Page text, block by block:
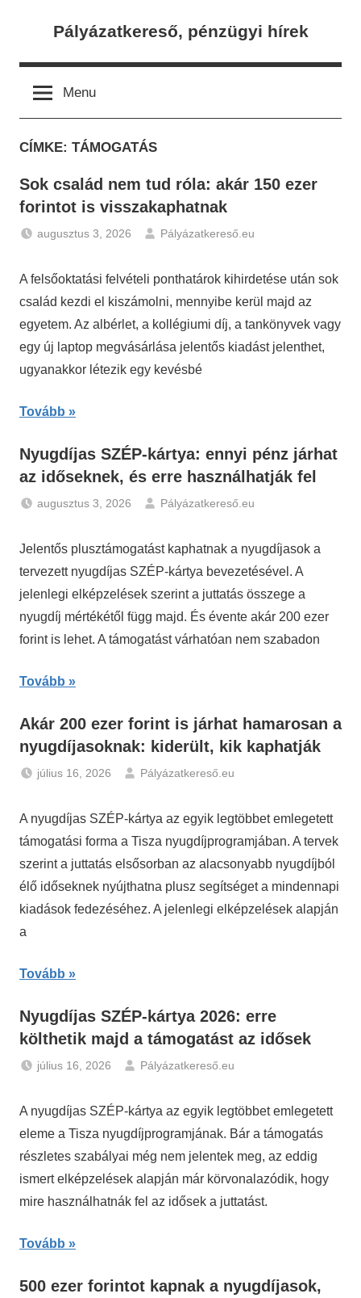
Pályázatkereső, pénzügyi hírek
Menu
CÍMKE: TÁMOGATÁS
Sok család nem tud róla: akár 150 ezer
forintot is visszakaphatnak
augusztus 3, 2026
Pályázatkereső.eu
Hírek
A felsőoktatási felvételi ponthatárok kihirdetése után sok
család kezdi el kiszámolni, mennyibe kerül majd az
egyetem. Az albérlet, a kollégiumi díj, a tankönyvek vagy
egy új laptop megvásárlása jelentős kiadást jelenthet,
ugyanakkor létezik egy kevésbé
Tovább
Nyugdíjas SZÉP-kártya: ennyi pénz járhat
az időseknek, és erre használhatják fel
augusztus 3, 2026
Pályázatkereső.eu
Nyugdíj
Jelentős plusztámogatást kaphatnak a nyugdíjasok a
tervezett nyugdíjas SZÉP-kártya bevezetésével. A
jelenlegi elképzelések szerint a juttatás összege a
nyugdíj mértékétől függ majd. És évente akár 200 ezer
forint is lehet. A támogatást várhatóan nem szabadon
Tovább
Akár 200 ezer forint is járhat hamarosan a
nyugdíjasoknak: kiderült, kik kaphatják
július 16, 2026
Pályázatkereső.eu
Nyugdíj
A nyugdíjas SZÉP-kártya az egyik legtöbbet emlegetett
támogatási forma a Tisza nyugdíjprogramjában. A tervek
szerint a juttatás elsősorban az alacsonyabb nyugdíjból
élő időseknek nyújthatna plusz segítséget a mindennapi
kiadások fedezéséhez. A jelenlegi elképzelések alapján
a
Tovább
Nyugdíjas SZÉP-kártya 2026: erre
költhetik majd a támogatást az idősek
július 16, 2026
Pályázatkereső.eu
Hírek
A nyugdíjas SZÉP-kártya az egyik legtöbbet emlegetett
eleme a Tisza nyugdíjprogramjának. Bár a támogatás
részletes szabályai még nem jelentek meg, az eddig
ismert elképzelések alapján már körvonalazódik, hogy
mire használhatnák fel az idősek a juttatást.
Tovább
500 ezer forintot kapnak a nyugdíjasok,